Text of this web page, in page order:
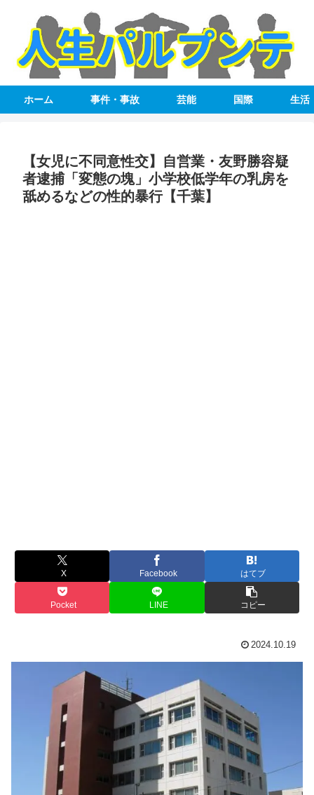
ホーム 事件・事故 芸能 国際 生活
【女児に不同意性交】自営業・友野勝容疑
者逮捕「変態の塊」小学校低学年の乳房を
舐めるなどの性的暴行【千葉】
X Facebook はてブ
Pocket LINE コピー
2024.10.19